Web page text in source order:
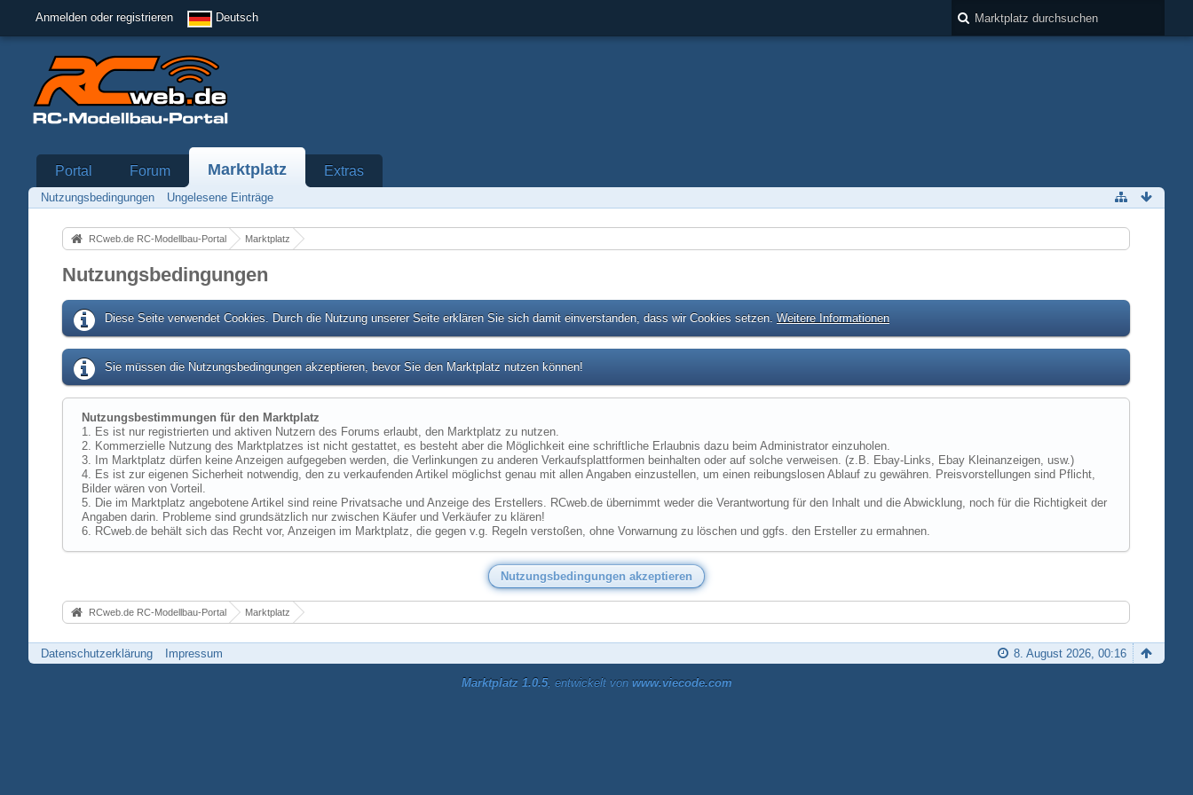
Anmelden oder registrieren Deutsch
Portal Forum Marktplatz Extras
Nutzungsbedingungen Ungelesene Einträge
RCweb.de RC-Modellbau-Portal Marktplatz
Nutzungsbedingungen
Diese Seite verwendet Cookies. Durch die Nutzung unserer Seite erklären Sie sich damit einverstanden, dass wir Cookies setzen. Weitere Informationen
Sie müssen die Nutzungsbedingungen akzeptieren, bevor Sie den Marktplatz nutzen können!
Nutzungsbestimmungen für den Marktplatz
1. Es ist nur registrierten und aktiven Nutzern des Forums erlaubt, den Marktplatz zu nutzen.
2. Kommerzielle Nutzung des Marktplatzes ist nicht gestattet, es besteht aber die Möglichkeit eine schriftliche Erlaubnis dazu beim Administrator einzuholen.
3. Im Marktplatz dürfen keine Anzeigen aufgegeben werden, die Verlinkungen zu anderen Verkaufsplattformen beinhalten oder auf solche verweisen. (z.B. Ebay-Links, Ebay Kleinanzeigen, usw.)
4. Es ist zur eigenen Sicherheit notwendig, den zu verkaufenden Artikel möglichst genau mit allen Angaben einzustellen, um einen reibungslosen Ablauf zu gewähren. Preisvorstellungen sind Pflicht,
Bilder wären von Vorteil.
5. Die im Marktplatz angebotene Artikel sind reine Privatsache und Anzeige des Erstellers. RCweb.de übernimmt weder die Verantwortung für den Inhalt und die Abwicklung, noch für die Richtigkeit der
Angaben darin. Probleme sind grundsätzlich nur zwischen Käufer und Verkäufer zu klären!
6. RCweb.de behält sich das Recht vor, Anzeigen im Marktplatz, die gegen v.g. Regeln verstoßen, ohne Vorwarnung zu löschen und ggfs. den Ersteller zu ermahnen.
RCweb.de RC-Modellbau-Portal Marktplatz
Datenschutzerklärung Impressum 8. August 2026, 00:16
Marktplatz 1.0.5, entwickelt von www.viecode.com